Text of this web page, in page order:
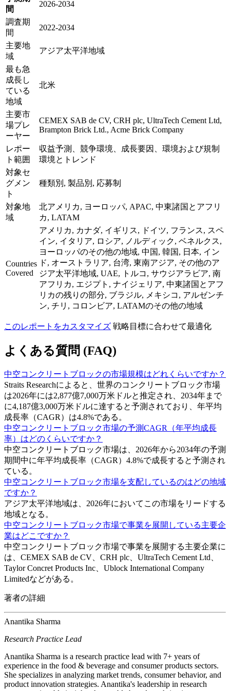
間
2026-2034
調査期
間
2022-2034
主要地
域
アジア太平洋地域
最も急
成長し
ている
地域
北米
主要市
場プレ
ーヤー
CEMEX SAB de CV, CRH plc, UltraTech Cement Ltd,
Brampton Brick Ltd., Acme Brick Company
レポー
ト範囲
収益予測、競争環境、成長要因、環境および規制
環境とトレンド
対象セ
グメン
ト
種類別, 製品別, 応募制
対象地
域
北アメリカ, ヨーロッパ, APAC, 中東諸国とアフリ
カ, LATAM
Countries
Covered
アメリカ, カナダ, イギリス, ドイツ, フランス, スペ
イン, イタリア, ロシア, ノルディック, ベネルクス,
ヨーロッパのその他の地域, 中国, 韓国, 日本, イン
ド, オーストラリア, 台湾, 東南アジア, その他のア
ジア太平洋地域, UAE, トルコ, サウジアラビア, 南
アフリカ, エジプト, ナイジェリア, 中東諸国とアフ
リカの残りの部分, ブラジル, メキシコ, アルゼンチ
ン, チリ, コロンビア, LATAMのその他の地域
このレポートをカスタマイズ 戦略目標に合わせて最適化
よくある質問 (FAQ)
中空コンクリートブロックの市場規模はどれくらいですか？
Straits Researchによると、世界のコンクリートブロック市場
は2026年には2,877億7,000万米ドルと推定され、2034年まで
に4,187億3,000万米ドルに達すると予測されており、年平均
成長率（CAGR）は4.8%である。
中空コンクリートブロック市場の予測CAGR（年平均成長
率）はどのくらいですか？
中空コンクリートブロック市場は、2026年から2034年の予測
期間中に年平均成長率（CAGR）4.8%で成長すると予測され
ている。
中空コンクリートブロック市場を支配しているのはどの地域
ですか？
アジア太平洋地域は、2026年においてこの市場をリードする
地域となる。
中空コンクリートブロック市場で事業を展開している主要企
業はどこですか？
中空コンクリートブロック市場で事業を展開する主要企業に
は、CEMEX SAB de CV、CRH plc、UltraTech Cement Ltd、
Taylor Concret Products Inc、Ublock International Company
Limitedなどがある。
著者の詳細
Anantika Sharma
Research Practice Lead
Anantika Sharma is a research practice lead with 7+ years of
experience in the food & beverage and consumer products sectors.
She specializes in analyzing market trends, consumer behavior, and
product innovation strategies. Anantika's leadership in research